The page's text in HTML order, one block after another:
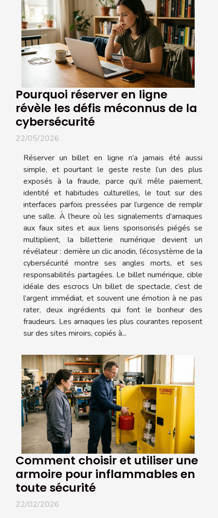
Pourquoi réserver en ligne
révèle les défis méconnus de la
cybersécurité
22/05/2026
Réserver un billet en ligne n’a jamais été aussi
simple, et pourtant le geste reste l’un des plus
exposés à la fraude, parce qu’il mêle paiement,
identité et habitudes culturelles, le tout sur des
interfaces parfois pressées par l’urgence de remplir
une salle. À l’heure où les signalements d’arnaques
aux faux sites et aux liens sponsorisés piégés se
multiplient, la billetterie numérique devient un
révélateur : derrière un clic anodin, l’écosystème de la
cybersécurité montre ses angles morts, et ses
responsabilités partagées. Le billet numérique, cible
idéale des escrocs Un billet de spectacle, c’est de
l’argent immédiat, et souvent une émotion à ne pas
rater, deux ingrédients qui font le bonheur des
fraudeurs. Les arnaques les plus courantes reposent
sur des sites miroirs, copiés à...
Comment choisir et utiliser une
armoire pour inflammables en
toute sécurité
22/02/2026